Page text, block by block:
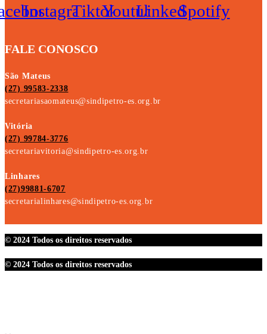
InstagramTiktokYoutubeLinkedinSpotify
FALE CONOSCO
São Mateus
(27) 99583-2338
secretariasaomateus@sindipetro-es.org.br
Vitória
(27) 99784-3776
secretariavitoria@sindipetro-es.org.br
Linhares
(27)99881-6707
secretarialinhares@sindipetro-es.org.br
© 2024 Todos os direitos reservados
© 2024 Todos os direitos reservados